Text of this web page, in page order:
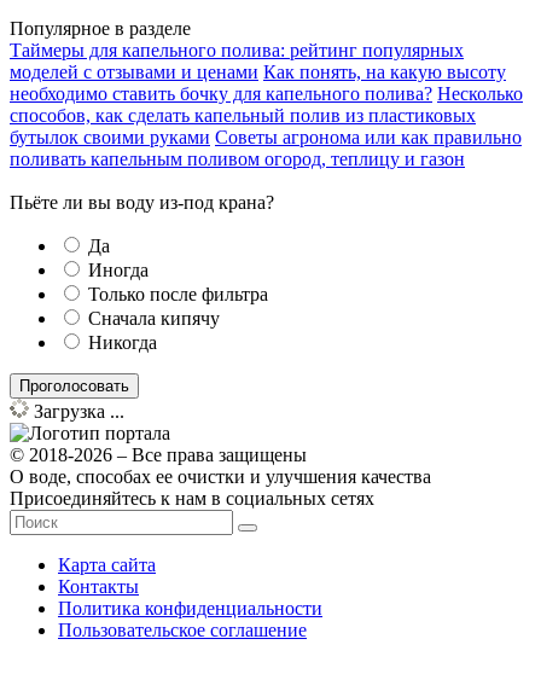
Популярное в разделе
Таймеры для капельного полива: рейтинг популярных
моделей с отзывами и ценами Как понять, на какую высоту
необходимо ставить бочку для капельного полива? Несколько
способов, как сделать капельный полив из пластиковых
бутылок своими руками Советы агронома или как правильно
поливать капельным поливом огород, теплицу и газон
Пьёте ли вы воду из-под крана?
Да
Иногда
Только после фильтра
Сначала кипячу
Никогда
Загрузка ...
© 2018-2026 – Все права защищены
О воде, способах ее очистки и улучшения качества
Присоединяйтесь к нам в социальных сетях
Карта сайта
Контакты
Политика конфиденциальности
Пользовательское соглашение